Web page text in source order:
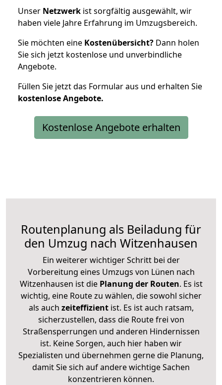
Unser Netzwerk ist sorgfältig ausgewählt, wir
haben viele Jahre Erfahrung im Umzugsbereich.
Sie möchten eine Kostenübersicht? Dann holen
Sie sich jetzt kostenlose und unverbindliche
Angebote.
Füllen Sie jetzt das Formular aus und erhalten Sie
kostenloseAngebote.
Kostenlose Angebote erhalten
Routenplanung als Beiladung für
den Umzug nach Witzenhausen
Ein weiterer wichtiger Schritt bei der
Vorbereitung eines Umzugs von Lünen nach
Witzenhausen ist diePlanung der Routen. Es ist
wichtig, eine Route zu wählen, die sowohl sicher
als auch zeiteffizientist. Es ist auch ratsam,
sicherzustellen, dass die Route frei von
Straßensperrungen und anderen Hindernissen
ist. Keine Sorgen, auch hier haben wir
Spezialisten und übernehmen gerne die Planung,
damit Sie sich auf andere wichtige Sachen
konzentrieren können.